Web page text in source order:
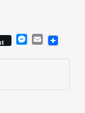
Messenger
Email